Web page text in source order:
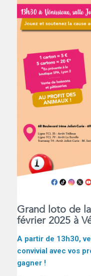
Grand loto de
février 2025 à
A partir de 13h30,
convivial avec vos
gagner !